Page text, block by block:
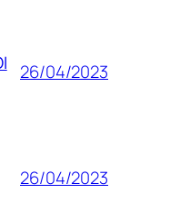
26/04/2023
26/04/2023